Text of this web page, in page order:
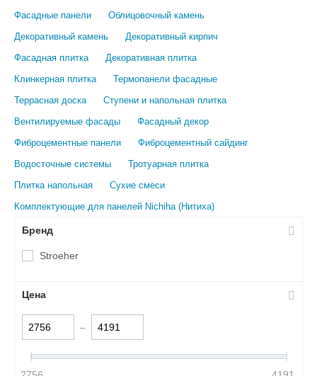
Фасадные панели
Облицовочный камень
Декоративный камень
Декоративный кирпич
Фасадная плитка
Декоративная плитка
Клинкерная плитка
Термопанели фасадные
Террасная доска
Ступени и напольная плитка
Вентилируемые фасады
Фасадный декор
Фиброцементные панели
Фиброцементный сайдинг
Водосточные системы
Тротуарная плитка
Плитка напольная
Сухие смеси
Комплектующие для панелей Nichiha (Нитиха)
Бренд
Stroeher
Цена
–